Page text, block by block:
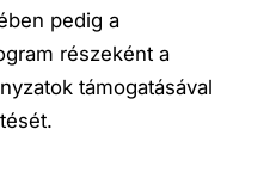
pedig a
részeként a
támogatásával